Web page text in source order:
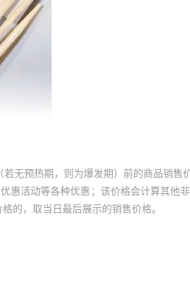
无预热期，则为爆发期）前的商品销售
惠活动等各种优惠；该价格会计算其他
的，取当日最后展示的销售价格。